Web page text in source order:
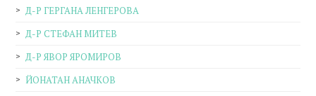
Д-Р ГЕРГАНА ЛЕНГЕРОВА
Д-Р СТЕФАН МИТЕВ
Д-Р ЯВОР ЯРОМИРОВ
ЙОНАТАН АНАЧКОВ